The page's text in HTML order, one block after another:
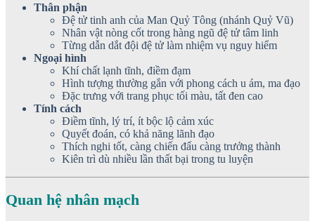
Thân phận
Đệ tử tinh anh của Man Quỷ Tông (nhánh Quỷ Vũ)
Nhân vật nòng cốt trong hàng ngũ đệ tử tâm linh
Từng dẫn dắt đội đệ tử làm nhiệm vụ nguy hiểm
Ngoại hình
Khí chất lạnh tĩnh, điềm đạm
Hình tượng thường gắn với phong cách u ám, ma đạo
Đặc trưng với trang phục tối màu, tất đen cao
Tính cách
Điềm tĩnh, lý trí, ít bộc lộ cảm xúc
Quyết đoán, có khả năng lãnh đạo
Thích nghi tốt, càng chiến đấu càng trưởng thành
Kiên trì dù nhiều lần thất bại trong tu luyện
Quan hệ nhân mạch